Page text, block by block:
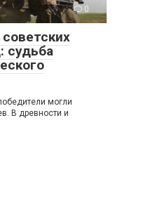
0
судьба
могли
В древности и